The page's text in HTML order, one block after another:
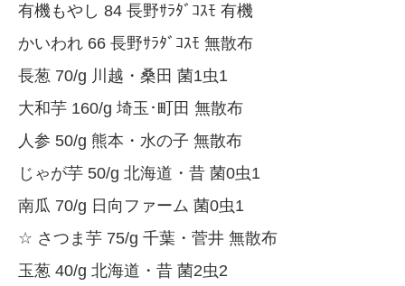
有機もやし 84 長野ｻﾗﾀﾞｺｽﾓ 有機
かいわれ 66 長野ｻﾗﾀﾞｺｽﾓ 無散布
長葱 70/g 川越・桑田 菌1虫1
大和芋 160/g 埼玉･町田 無散布
人参 50/g 熊本・水の子 無散布
じゃが芋 50/g 北海道・昔 菌0虫1
南瓜 70/g 日向ファーム 菌0虫1
☆ さつま芋 75/g 千葉・菅井 無散布
玉葱 40/g 北海道・昔 菌2虫2